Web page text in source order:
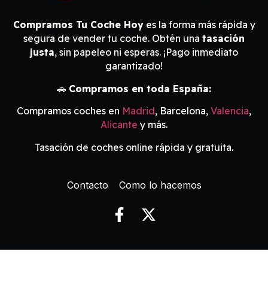
Compramos Tu Coche Hoyes la forma más rápida y
segura de vender tu coche. Obtén una tasación
justa, sin papeleo ni esperas. ¡Pago inmediato
garantizado!
🚗 Compramos en toda España:
Compramos coches en Madrid, Barcelona, Valencia,
Alicante y más.
Tasación de coches online rápida y gratuita.
Contacto Como lo hacemos